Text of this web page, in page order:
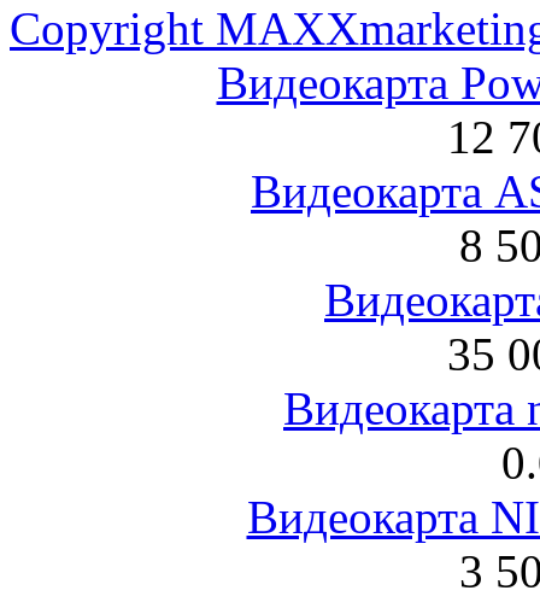
Copyright
Видеокарта
12
Видеокарта
8
35
Видеокарта
Видеокарта
3